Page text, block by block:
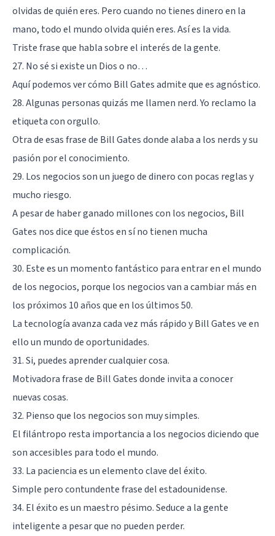
olvidas de quién eres. Pero cuando no tienes dinero en la
mano, todo el mundo olvida quién eres. Así es la vida.
Triste frase que habla sobre el interés de la gente.
27. No sé si existe un Dios o no…
Aquí podemos ver cómo Bill Gates admite que es agnóstico.
28. Algunas personas quizás me llamen nerd. Yo reclamo la
etiqueta con orgullo.
Otra de esas frase de Bill Gates donde alaba a los nerds y su
pasión por el conocimiento.
29. Los negocios son un juego de dinero con pocas reglas y
mucho riesgo.
A pesar de haber ganado millones con los negocios, Bill
Gates nos dice que éstos en sí no tienen mucha
complicación.
30. Este es un momento fantástico para entrar en el mundo
de los negocios, porque los negocios van a cambiar más en
los próximos 10 años que en los últimos 50.
La tecnología avanza cada vez más rápido y Bill Gates ve en
ello un mundo de oportunidades.
31. Si, puedes aprender cualquier cosa.
Motivadora frase de Bill Gates donde invita a conocer
nuevas cosas.
32. Pienso que los negocios son muy simples.
El filántropo resta importancia a los negocios diciendo que
son accesibles para todo el mundo.
33. La paciencia es un elemento clave del éxito.
Simple pero contundente frase del estadounidense.
34. El éxito es un maestro pésimo. Seduce a la gente
inteligente a pesar que no pueden perder.